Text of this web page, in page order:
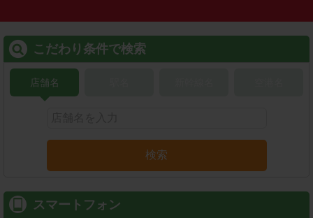
こだわり条件で検索
店舗名
検索
スマートフォン